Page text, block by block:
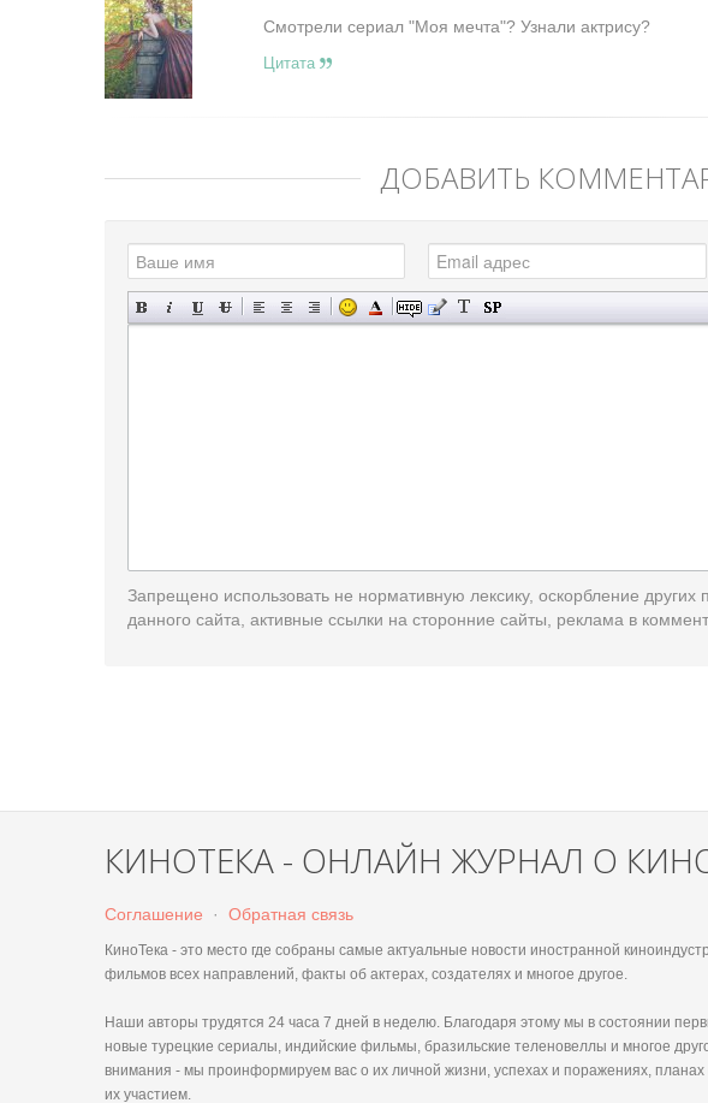
Смотрели сериал "Моя мечта"? Узнали актрису?
Цитата
ДОБАВИТЬ
Запрещено использовать не нормативную лексику, оскорбление других
данного сайта, активные ссылки на сторонние сайты, реклама в
КИНОТЕКА - ОНЛАЙН ЖУРНАЛ О
Соглашение · Обратная связь
КиноТека - это место где собраны самые актуальные новости иностранной
фильмов всех направлений, факты об актерах, создателях и многое другое.
Наши авторы трудятся 24 часа 7 дней в неделю. Благодаря этому мы в состоянии
новые турецкие сериалы, индийские фильмы, бразильские теленовеллы и многое
внимания - мы проинформируем вас о их личной жизни, успехах и поражениях,
их участием.